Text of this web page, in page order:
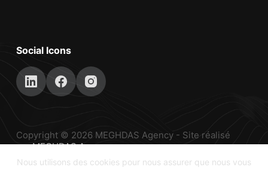
Nous utilisons des cookies pour nous assurer que nous vous
Social Icons
Copyright © 2026 MEGHDAS Agency - Site réalisé
parMEGHDAS Agency